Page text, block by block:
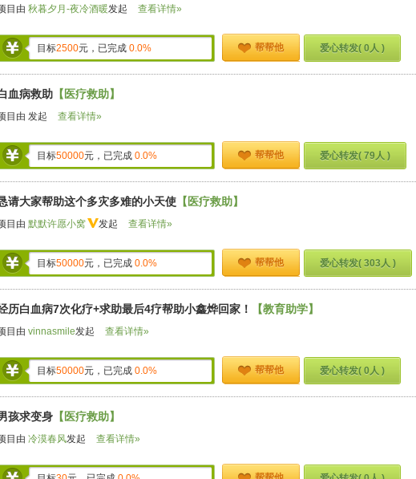
目由 秋暮夕月-夜冷酒暖发起 查看详情»
目标2500元，已完成 0.0% 帮帮他 爱心转发( 0人 )
血病救助 【医疗救助】
目由 发起 查看详情»
目标50000元，已完成 0.0% 帮帮他 爱心转发( 79人 )
请大家帮助这个多灾多难的小天使 【医疗救助】
目由 默默许愿小窝 发起 查看详情»
目标50000元，已完成 0.0% 帮帮他 爱心转发( 303人 )
历白血病7次化疗+求助最后4疗帮助小鑫烨回家！ 【教育助学】
目由 vinnasmile发起 查看详情»
目标50000元，已完成 0.0% 帮帮他 爱心转发( 0人 )
孩求变身 【医疗救助】
目由 冷漠春风发起 查看详情»